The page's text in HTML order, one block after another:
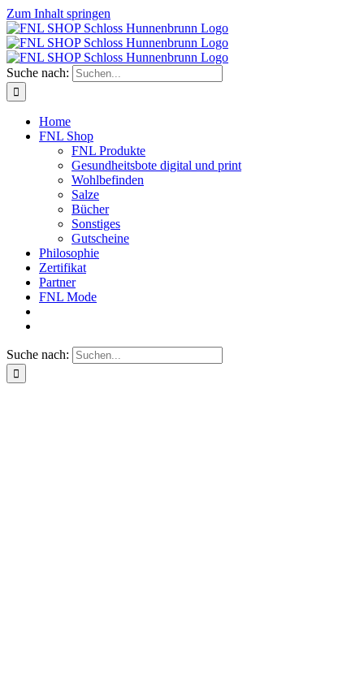
Zum Inhalt springen
Suche nach:
Home
FNL Shop
FNL Produkte
Gesundheitsbote digital und print
Wohlbefinden
Salze
Bücher
Sonstiges
Gutscheine
Philosophie
Zertifikat
Partner
FNL Mode
Suche nach: